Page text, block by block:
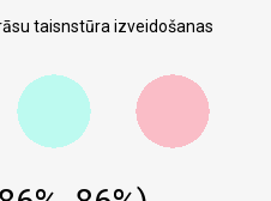
taisnstūra izveidošanas